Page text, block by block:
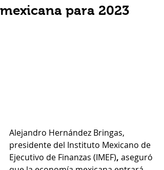
mexicana para 2023
Alejandro Hernández Bringas,
presidente del Instituto Mexicano de
Ejecutivo de Finanzas (IMEF), aseguró